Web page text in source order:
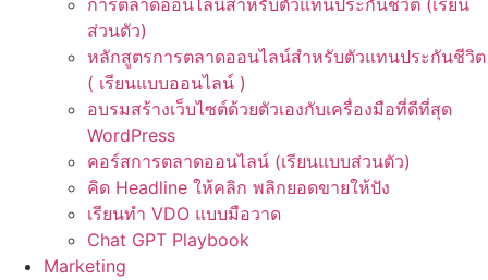
การตลาดออนไลน์สำหรับตัวแทนประกันชีวิต (เรียน
ส่วนตัว)
หลักสูตรการตลาดออนไลน์สำหรับตัวแทนประกันชีวิต
( เรียนแบบออนไลน์ )
อบรมสร้างเว็บไซต์ด้วยตัวเองกับเครื่องมือที่ดีที่สุด
WordPress
คอร์สการตลาดออนไลน์ (เรียนแบบส่วนตัว)
คิด Headline ให้คลิก พลิกยอดขายให้ปัง
เรียนทำ VDO แบบมือวาด
Chat GPT Playbook
Marketing